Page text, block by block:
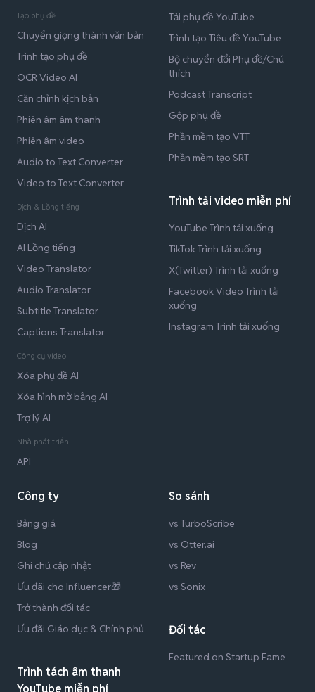
Tạo phụ đề
Chuyển giọng thành văn bản
Trình tạo phụ đề
OCR Video AI
Căn chỉnh kịch bản
Phiên âm âm thanh
Phiên âm video
Audio to Text Converter
Video to Text Converter
Dịch & Lồng tiếng
Dịch AI
AI Lồng tiếng
Video Translator
Audio Translator
Subtitle Translator
Captions Translator
Công cụ video
Xóa phụ đề AI
Xóa hình mờ bằng AI
Trợ lý AI
Nhà phát triển
API
Tải phụ đề YouTube
Trình tạo Tiêu đề YouTube
Bộ chuyển đổi Phụ đề/Chú
thích
Podcast Transcript
Gộp phụ đề
Phần mềm tạo VTT
Phần mềm tạo SRT
Trình tải video miễn phí
YouTube Trình tải xuống
TikTok Trình tải xuống
X(Twitter) Trình tải xuống
Facebook Video Trình tải
xuống
Instagram Trình tải xuống
Công ty
Bảng giá
Blog
Ghi chú cập nhật
Ưu đãi cho Influencer🎁
Trở thành đối tác
Ưu đãi Giáo dục & Chính phủ
Trình tách âm thanh
YouTube miễn phí
So sánh
vs TurboScribe
vs Otter.ai
vs Rev
vs Sonix
Đối tác
Featured on Startup Fame